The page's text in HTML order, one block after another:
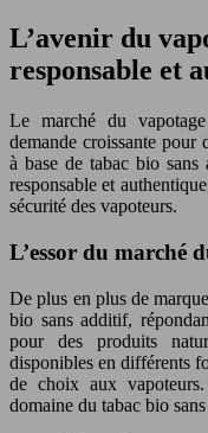
L’avenir du
responsable et
Le marché du
demande croissante pour
à base de tabac bio sans
responsable et
sécurité des vapoteurs.
L’essor du marché
De plus en plus de
bio sans additif,
pour des produits
disponibles en différents
de choix aux
domaine du tabac bio